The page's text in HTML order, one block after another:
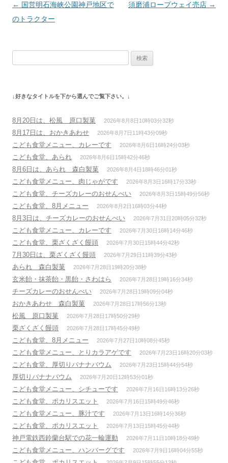
投
稿
ン
← 国営明石海峡公園神戸地区で
のトラクター
須磨浦ロープウェイ売店 →
↓好きなタイトルを下から選んでご覧下さい。↓
8月20日は、松風 原口製菓 2026年8月8日10時03分32秒
8月17日は、おかきあわせ 2026年8月7日11時43分09秒
こども食堂メニュー、カレーです 2026年8月6日16時24分03秒
こども食堂、あられ 2026年8月6日15時42分46秒
8月6日は、あられ 森白製菓 2026年8月4日18時46分01秒
こども食堂メニュー、肉じゃがです 2026年8月3日16時17分33秒
こども食堂、チーズカレーのおせんべい 2026年8月3日15時49分56秒
こども食堂、8月メニュー 2026年8月2日16時03分44秒
8月3日は、チーズカレーのおせんべい 2026年7月31日20時05分32秒
こども食堂メニュー、カレーです 2026年7月30日16時14分46秒
こども食堂、栗ざくざく饅頭 2026年7月30日15時44分42秒
7月30日は、栗ざくざく饅頭 2026年7月29日11時39分43秒
あられ 森白製菓 2026年7月28日19時20分38秒
玄米飴・抹茶飴・黒飴・さわはら 2026年7月28日19時16分34秒
チーズカレーのおせんべい 2026年7月28日19時09分04秒
おかきあわせ 森白製菓 2026年7月28日17時56分13秒
松風 原口製菓 2026年7月28日17時50分29秒
栗ざくざく饅頭 2026年7月28日17時45分49秒
こども食堂、8月メニュー 2026年7月27日10時08分45秒
こども食堂メニュー、とりカラアゲです 2026年7月23日16時20分03秒
こども食堂、厚切りバナナバウム 2026年7月23日15時44分54秒
厚切りバナナバウム 2026年7月20日12時53分01秒
こども食堂メニュー、シチューです 2026年7月16日16時13分26秒
こども食堂、ポカリスエット 2026年7月16日15時49分46秒
こども食堂メニュー、豚汁です 2026年7月13日16時14分36秒
こども食堂、ポカリスエット 2026年7月13日15時45分44秒
神戸電鉄西鈴蘭台駅での花一輪運動 2026年7月11日10時18分49秒
こども食堂メニュー、ハンバーグです 2026年7月9日16時04分55秒